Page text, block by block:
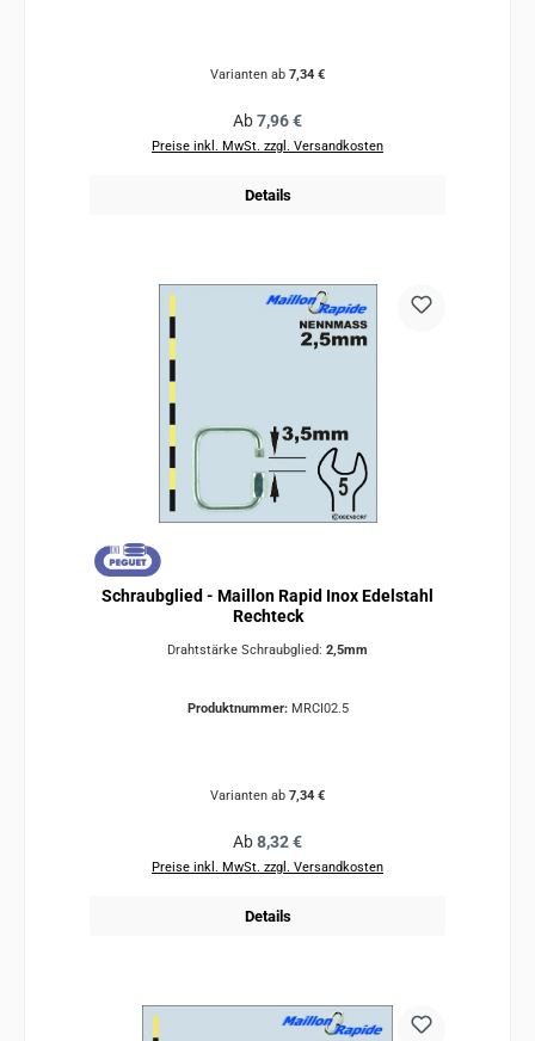
Varianten ab 7,34 €
Regulärer Preis:
Ab7,96 €
Preise inkl. MwSt. zzgl. Versandkosten
Details
Schraubglied - Maillon Rapid Inox Edelstahl
Rechteck
Drahtstärke Schraubglied: 2,5mm
Produktnummer: MRCI02.5
Varianten ab 7,34 €
Regulärer Preis:
Ab8,32 €
Preise inkl. MwSt. zzgl. Versandkosten
Details